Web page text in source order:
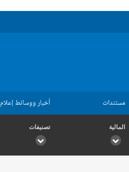
مستندات أخبار ووسائط إعلام
المالية تصنيفات